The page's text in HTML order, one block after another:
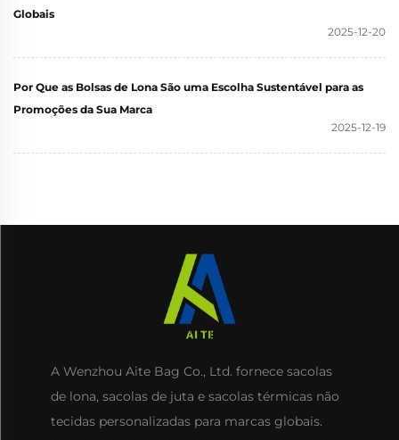
Globais
2025-12-20
Por Que as Bolsas de Lona São uma Escolha Sustentável para as
Promoções da Sua Marca
2025-12-19
A Wenzhou Aite Bag Co., Ltd. fornece sacolas
de lona, sacolas de juta e sacolas térmicas não
tecidas personalizadas para marcas globais.